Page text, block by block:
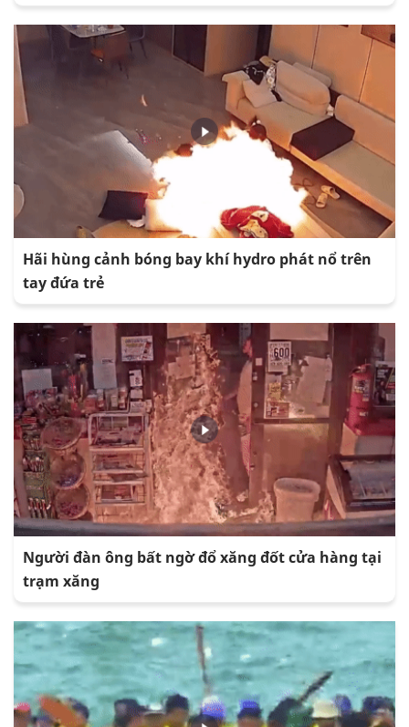
Hãi hùng cảnh bóng bay khí hydro phát nổ trên
tay đứa trẻ
Người đàn ông bất ngờ đổ xăng đốt cửa hàng tại
trạm xăng